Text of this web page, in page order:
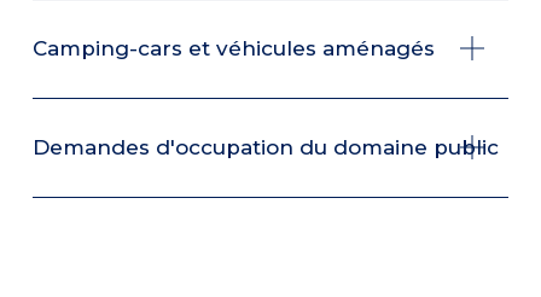
Camping-cars et véhicules aménagés
Demandes d'occupation du domaine public